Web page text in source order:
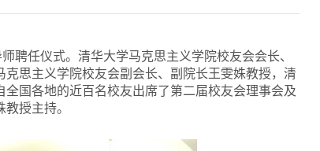
聘任仪式。清华大学马克思主义学院校友会会长、
思主义学院校友会副会长、副院长王雯姝教授，清
国各地的近百名校友出席了第二届校友会理事会及
授主持。